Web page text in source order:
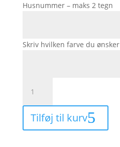
Husnummer – maks 2 tegn
Skriv hvilken farve du ønsker
med
husnummer
x
Tilføj til kurv